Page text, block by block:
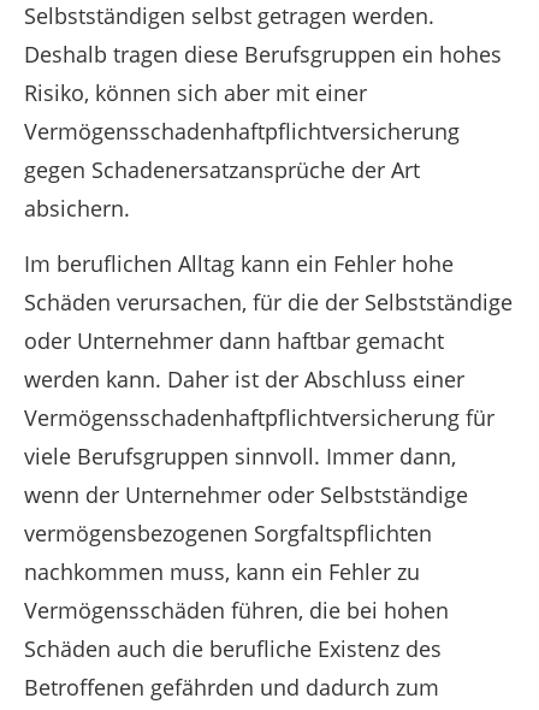
Selbstständigen selbst getragen werden.
Deshalb tragen diese Berufsgruppen ein hohes
Risiko, können sich aber mit einer
Vermögensschadenhaftpflichtversicherung
gegen Schadenersatzansprüche der Art
absichern.
Im beruflichen Alltag kann ein Fehler hohe
Schäden verursachen, für die der Selbstständige
oder Unternehmer dann haftbar gemacht
werden kann. Daher ist der Abschluss einer
Vermögensschadenhaftpflichtversicherung für
viele Berufsgruppen sinnvoll. Immer dann,
wenn der Unternehmer oder Selbstständige
vermögensbezogenen Sorgfaltspflichten
nachkommen muss, kann ein Fehler zu
Vermögensschäden führen, die bei hohen
Schäden auch die berufliche Existenz des
Betroffenen gefährden und dadurch zum